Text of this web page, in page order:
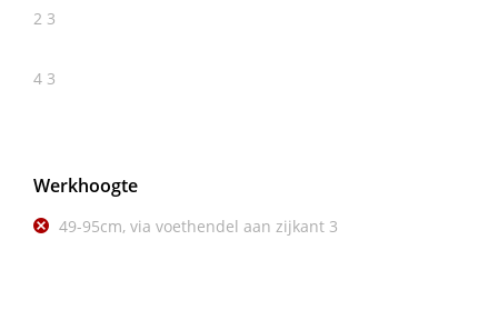
2 3
4 3
Werkhoogte
49-95cm, via voethendel aan zijkant 3